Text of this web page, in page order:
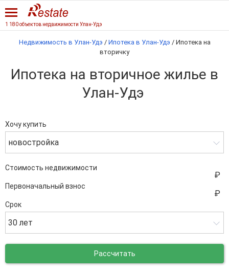
1 180 объектов недвижимости Улан-Удэ
Недвижимость в Улан-Удэ / Ипотека в Улан-Удэ / Ипотека на
вторичку
Ипотека на вторичное жилье в
Улан-Удэ
Хочу купить
новостройка
Стоимость недвижимости
Первоначальный взнос
Срок
30 лет
Рассчитать